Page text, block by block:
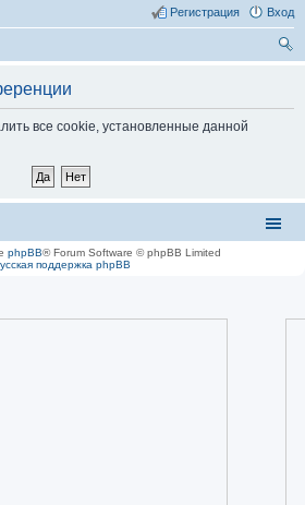
Вход
Регистрация
все cookie, установленные данной
phpBB® Forum Software © phpBB Limited
поддержка phpBB